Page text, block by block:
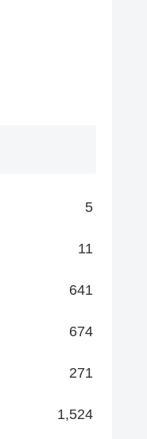
5
11
641
674
271
1,524